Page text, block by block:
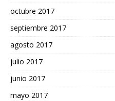
octubre 2017
septiembre 2017
agosto 2017
julio 2017
junio 2017
mayo 2017